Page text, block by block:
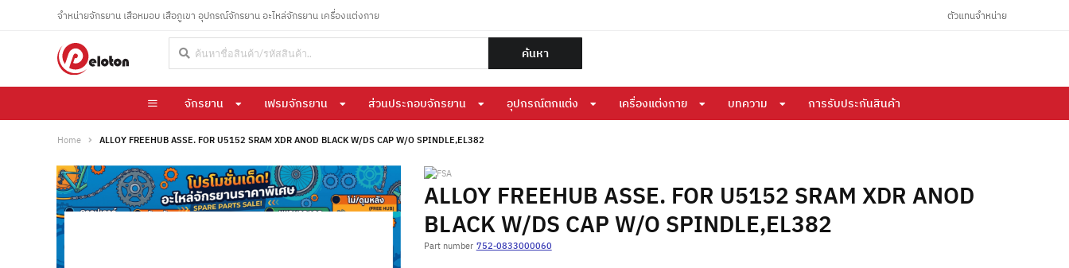
จำหน่ายจักรยาน เสือหมอบ เสือภูเขา อุปกรณ์จักรยาน อะไหล่จักรยาน เครื่องแต่งกาย ตัวแทนจำหน่าย
ค้นหา
จักรยาน เฟรมจักรยาน ส่วนประกอบจักรยาน อุปกรณ์ตกแต่ง เครื่องแต่งกาย บทความ การรับประกันสินค้า
Home ALLOY FREEHUB ASSE. FOR U5152 SRAM XDR ANOD BLACK W/DS CAP W/O SPINDLE,EL382
ALLOY FREEHUB ASSE. FOR U5152 SRAM XDR ANOD
BLACK W/DS CAP W/O SPINDLE,EL382
Part number 752-0833000060